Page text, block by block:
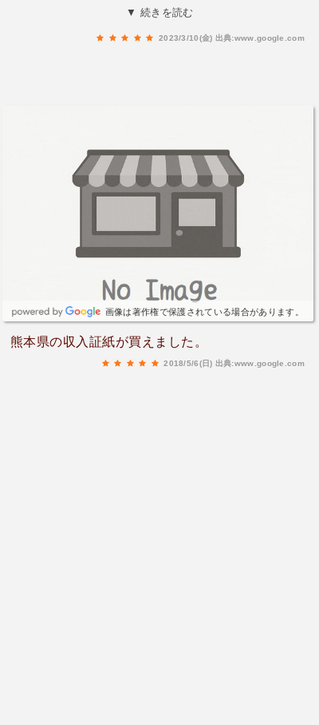
望予約もしてくれました。本来、熊本市内の運輸
▼ 続きを読む
2023/3/10(金) 出典:www.google.com
画像は著作権で保護されている場合があります。
熊本県の収入証紙が買えました。
2018/5/6(日) 出典:www.google.com